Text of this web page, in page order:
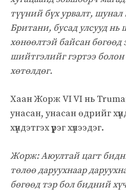
түүний бүх урвалт,
Британи, бусад улсууд нь
хөнөөлтэй байсан бөгөөд
шийтгэлийг гэртээ болон
хөтөлдөг.
Хаан Жорж VI VI нь
унасан, унасан өдрийг
хүндэтгэх үүрэг хүлээдэг.
Жорж: Аюултай цагт
төлөө даруухнаар
бөгөөд тэр бол бидний